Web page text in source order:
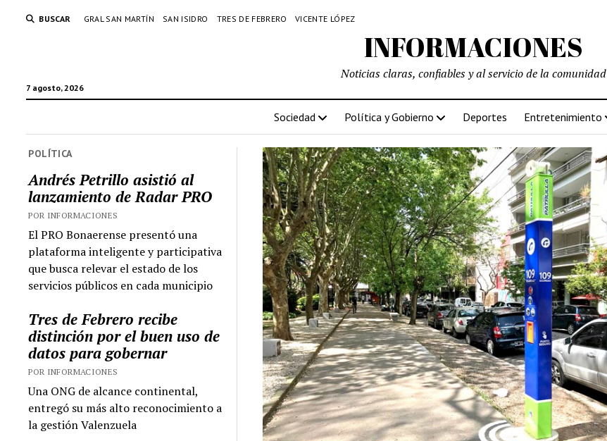
BUSCAR GRAL SAN MARTÍN SAN ISIDRO TRES DE FEBRERO VICENTE LÓPEZ
INFORMACIONES
7 agosto, 2026
Noticias claras, confiables y al servicio de la comunidad
Sociedad Política y Gobierno Deportes Entretenimiento
POLÍTICA
Andrés Petrillo asistió al
lanzamiento de Radar PRO
POR INFORMACIONES
El PRO Bonaerense presentó una
plataforma inteligente y participativa
que busca relevar el estado de los
servicios públicos en cada municipio
Tres de Febrero recibe
distinción por el buen uso de
datos para gobernar
POR INFORMACIONES
Una ONG de alcance continental,
entregó su más alto reconocimiento a
la gestión Valenzuela